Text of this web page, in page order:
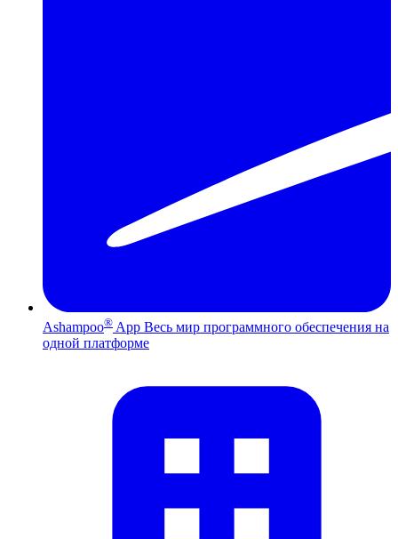
Ashampoo® App Весь мир программного обеспечения на
одной платформе